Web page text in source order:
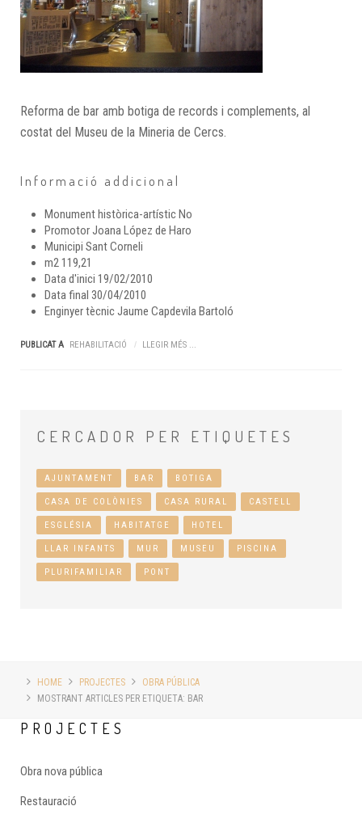
Reforma de bar amb botiga de records i complements, al
costat del Museu de la Mineria de Cercs.
Informació addicional
Monument històrica-artísticNo
PromotorJoana López de Haro
Municipi Sant Corneli
m2119,21
Data d'inici 19/02/2010
Data final 30/04/2010
Enginyer tècnicJaume Capdevila Bartoló
PUBLICAT A REHABILITACIÓ LLEGIR MÉS ...
CERCADOR PER ETIQUETES
AJUNTAMENT BAR BOTIGA
CASA DE COLÒNIES CASA RURAL CASTELL
ESGLÉSIA HABITATGE HOTEL
LLAR INFANTS MUR MUSEU PISCINA
PLURIFAMILIAR PONT
HOME PROJECTES
OBRA PÚBLICA
MOSTRANT ARTICLES PER ETIQUETA: BAR
PROJECTES
Obra nova pública
Restauració